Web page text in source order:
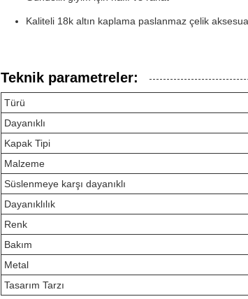
Kaliteli 18k altın kaplama paslanmaz çelik
Teknik parametreler:
Türü
Dayanıklı
Kapak Tipi
Malzeme
Süslenmeye karşı dayanıklı
Dayanıklılık
Renk
Bakım
Metal
Tasarım Tarzı